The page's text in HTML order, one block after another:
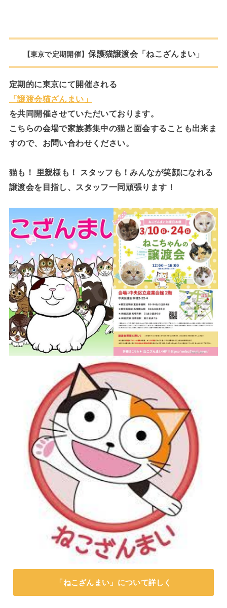
【東京で定期開催】保護猫譲渡会「ねこざんまい」
定期的に東京にて開催される
「譲渡会猫ざんまい」
を共同開催させていただいております。
こちらの会場で家族募集中の猫と面会することも出来ま
すので、お問い合わせください。
猫も！ 里親様も！ スタッフも！みんなが笑顔になれる
譲渡会を目指し、スタッフ一同頑張ります！
「ねこざんまい」について詳しく